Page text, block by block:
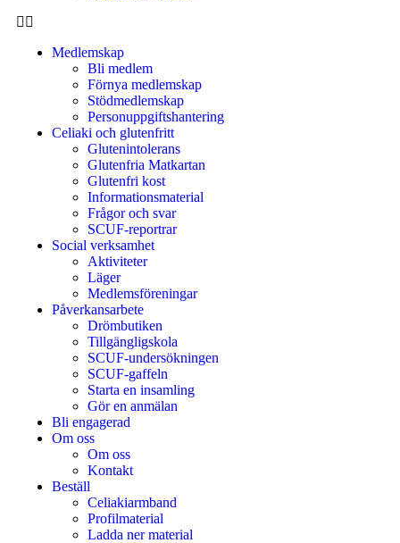
Medlemskap
Bli medlem
Förnya medlemskap
Stödmedlemskap
Personuppgiftshantering
Celiaki och glutenfritt
Glutenintolerans
Glutenfria Matkartan
Glutenfri kost
Informationsmaterial
Frågor och svar
SCUF-reportrar
Social verksamhet
Aktiviteter
Läger
Medlemsföreningar
Påverkansarbete
Drömbutiken
Tillgängligskola
SCUF-undersökningen
SCUF-gaffeln
Starta en insamling
Gör en anmälan
Bli engagerad
Om oss
Om oss
Kontakt
Beställ
Celiakiarmband
Profilmaterial
Ladda ner material